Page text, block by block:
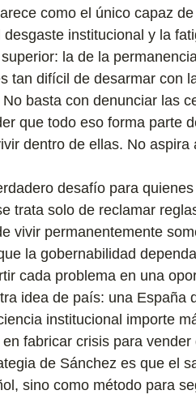
como el único capaz
institucional y la
la de la
tan difícil de desarmar con
basta con denunciar las
que todo eso forma parte
dentro de ellas. No
desafío para
trata solo de reclamar
vivir permanentemente
la gobernabilidad
cada problema en una
idea de país: una España
institucional importe
fabricar crisis para
de Sánchez es que el
sino como método para